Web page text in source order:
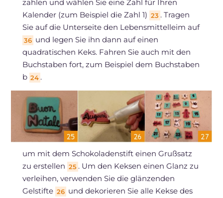
zahlen und wählen Sie eine Zahl für Ihren
Kalender (zum Beispiel die Zahl 1) 23 . Tragen
Sie auf die Unterseite den Lebensmittelleim auf
36 und legen Sie ihn dann auf einen
quadratischen Keks. Fahren Sie auch mit den
Buchstaben fort, zum Beispiel dem Buchstaben
b 24 .
um mit dem Schokoladenstift einen Grußsatz
zu erstellen 25 . Um den Keksen einen Glanz zu
verleihen, verwenden Sie die glänzenden
Gelstifte 26 und dekorieren Sie alle Kekse des